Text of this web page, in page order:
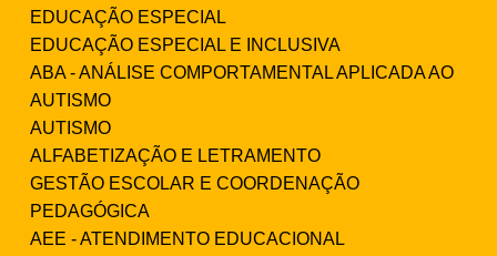
EDUCAÇÃO ESPECIAL
EDUCAÇÃO ESPECIAL E INCLUSIVA
ABA - ANÁLISE COMPORTAMENTAL APLICADA AO
AUTISMO
AUTISMO
ALFABETIZAÇÃO E LETRAMENTO
GESTÃO ESCOLAR E COORDENAÇÃO
PEDAGÓGICA
AEE - ATENDIMENTO EDUCACIONAL